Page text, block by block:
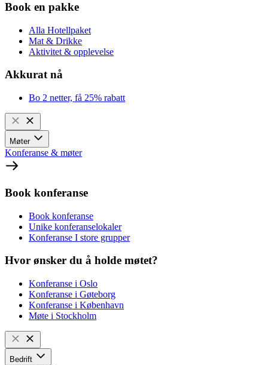
Book en pakke
Alla Hotellpaket
Mat & Drikke
Aktivitet & opplevelse
Akkurat nå
Bo 2 netter, få 25% rabatt
Møter
Konferanse & møter
Book konferanse
Book konferanse
Unike konferanselokaler
Konferanse I store grupper
Hvor ønsker du å holde møtet?
Konferanse i Oslo
Konferanse i Gøteborg
Konferanse i København
Møte i Stockholm
Bedrift